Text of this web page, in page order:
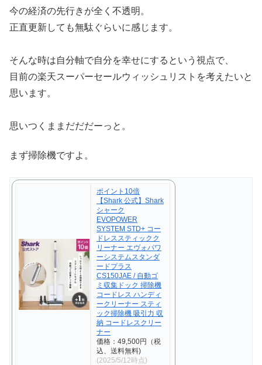
今の経済の先行きが全く不透明。
正直更新しても無駄ぐらいに感じます。
そんな時は自分軸で自分を幸せにするという視点で、
目前の楽天スーパーセールウィッシュリストを考えたいと
思います。
思いつくままだだだーっと。
まず掃除機ですよ。
ポイント10倍
【Shark 公式】Shark
シャーク
EVOPOWER
SYSTEM STD+ コー
ドレススティックク
リーナー エヴォパワ
ーシステムスタンダ
ードプラス
CS150JAE / 自動ゴ
ミ収集ドック 掃除機
コードレス ハンディ
ークリーナー スティ
ック掃除機 吸引力 収
納 コードレスクリー
ナー
価格：49,500円（税
込、送料無料)
(2025/5/12時点)